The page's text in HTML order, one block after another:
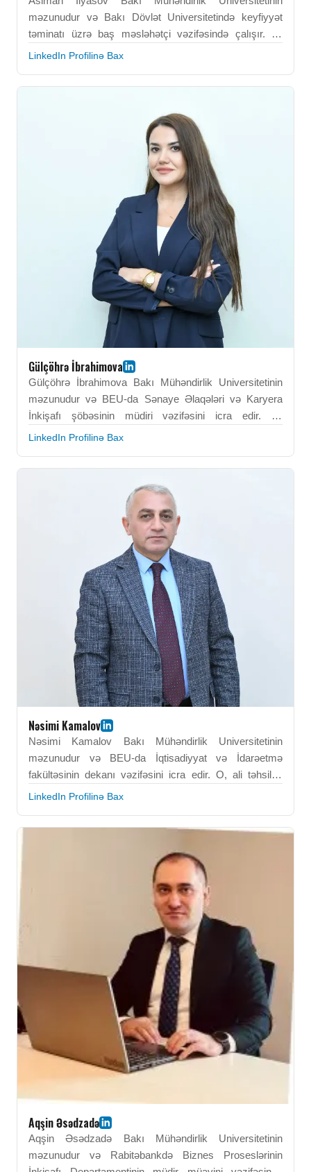
məzunudur və Bakı Dövlət Universitetində keyfiyyət
təminatı üzrə baş məsləhətçi vəzifəsində çalışır. O,
keyfiyyət təminatı, akademik standartlar və institusional
Onun peşəkar fəaliyyəti ali təhsilin keyfiyyət
İlyasov akademik proseslərin beynəlxalq standartlarla
uyğunlaşdırılmasına töhfə verir. BEU-da əldə etdiyi
akademik və analitik əsaslar onun məsləhətçi roluna
istiqamət verir. O, ali təhsildə keyfiyyət təminatı
sahəsində hörmətli ekspert kimi tanınır.
LinkedIn Profilinə Bax
Gülçöhrə İbrahimova
Gülçöhrə İbrahimova Bakı Mühəndirlik Universitetinin
məzunudur və BEU-da Sənaye Əlaqələri və Karyera
İnkişafı şöbəsinin müdiri vəzifəsini icra edir. O,
universitet–sənaye əməkdaşlığının gücləndirilməsində
əsas rol oynayır. Onun peşəkar fəaliyyəti karyera
inkişafı proqramları və işəgötürənlərlə əlaqələrin
qurulmasına yönəlib. Gülçöhrə İbrahimova tələbələrin
əmək bazarına keçidini fəal şəkildə dəstəkləyir. BEU-da
əldə etdiyi institusional bilik və idarəetmə bacarıqları
onun liderlik effektivliyinə töhfə verir. O, BEU-nun
sənaye tərəfdaşlıqlarının inkişafında mərkəzi fiqur
hesab olunur.
LinkedIn Profilinə Bax
Nəsimi Kamalov
Nəsimi Kamalov Bakı Mühəndirlik Universitetinin
məzunudur və BEU-da İqtisadiyyat və İdarəetmə
fakültəsinin dekanı vəzifəsini icra edir. O, ali təhsildə
akademik rəhbərlik, tədris proqramlarının hazırlanması
peşəkar fəaliyyəti təhsil keyfiyyətinin yüksəldilməsi və
Nəsimi Kamalov fakültənin inkişafını və tələbələrin
akademik uğurlarını fəal şəkildə dəstəkləyir. BEU-da
əldə etdiyi bilik və idarəetmə bacarıqları onun peşəkar
effektivliyinin əsasını təşkil edir. O, akademik icmada
LinkedIn Profilinə Bax
Aqşin Əsədzadə
Aqşin Əsədzadə Bakı Mühəndirlik Universitetinin
məzunudur və Rabitəbankdə Biznes Proseslərinin